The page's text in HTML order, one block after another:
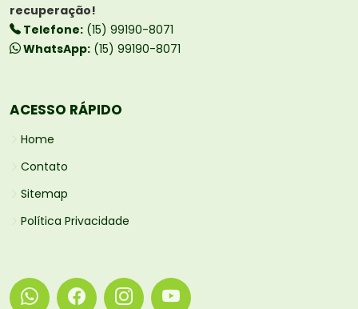
recuperação!
Telefone: (15) 99190-8071
WhatsApp: (15) 99190-8071
ACESSO RÁPIDO
Home
Contato
Sitemap
Política Privacidade